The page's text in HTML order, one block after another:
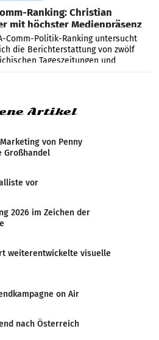
Ranking: Christian
mit höchster Medienpräsenz
Comm-Politik-Ranking untersucht
die Berichterstattung von zwölf
Tageszeitungen und
welche Politikerinnen und
Artikel
von Penny
Großhandel
vor
2026 im Zeichen der
weiterentwickelte visuelle
on Air
nach Österreich